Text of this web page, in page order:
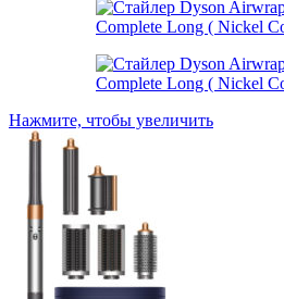
Нажмите, чтобы увеличить